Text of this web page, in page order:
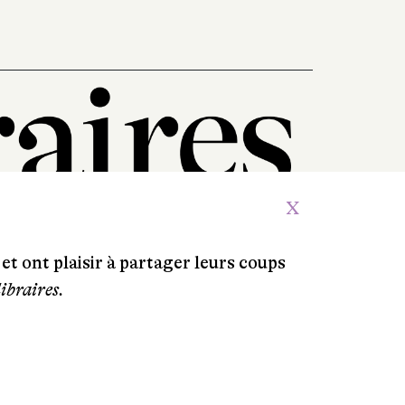
X
ont plaisir à partager leurs coups